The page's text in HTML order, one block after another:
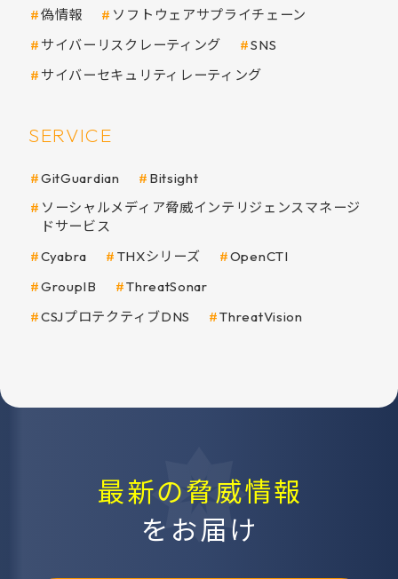
偽情報
ソフトウェアサプライチェーン
サイバーリスクレーティング
SNS
サイバーセキュリティレーティング
SERVICE
GitGuardian
Bitsight
ソーシャルメディア脅威インテリジェンスマネージ
ドサービス
Cyabra
THXシリーズ
OpenCTI
GroupIB
ThreatSonar
CSJプロテクティブDNS
ThreatVision
最新の脅威情報
をお届け